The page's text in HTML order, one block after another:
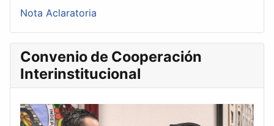
Nota Aclaratoria
Convenio de Cooperación
Interinstitucional